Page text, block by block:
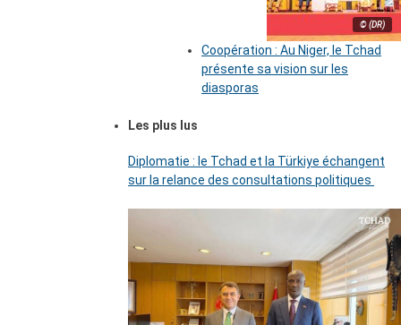
© (DR)
Coopération : Au Niger, le Tchad
présente sa vision sur les
diasporas
Les plus lus
Diplomatie : le Tchad et la Türkiye échangent
sur la relance des consultations politiques